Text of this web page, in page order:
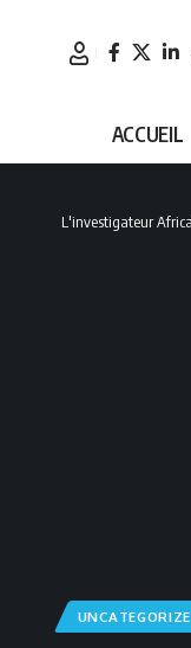
ACCUEIL
L'investigateur